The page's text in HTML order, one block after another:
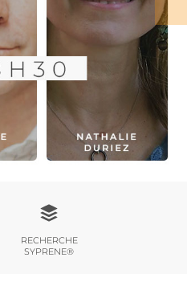
RECHERCHE
SYPRENE®